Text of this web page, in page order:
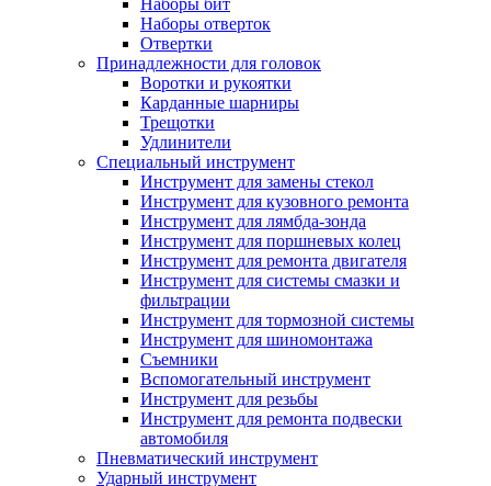
Наборы бит
Наборы отверток
Отвертки
Принадлежности для головок
Воротки и рукоятки
Карданные шарниры
Трещотки
Удлинители
Специальный инструмент
Инструмент для замены стекол
Инструмент для кузовного ремонта
Инструмент для лямбда-зонда
Инструмент для поршневых колец
Инструмент для ремонта двигателя
Инструмент для системы смазки и
фильтрации
Инструмент для тормозной системы
Инструмент для шиномонтажа
Съемники
Вспомогательный инструмент
Инструмент для резьбы
Инструмент для ремонта подвески
автомобиля
Пневматический инструмент
Ударный инструмент